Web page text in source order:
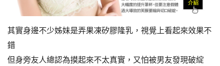
其實身邊不少姊妹是弄果凍矽膠隆乳，視覺上看起來效果不
錯
但身旁友人總認為摸起來不太真實，又怕被男友發現破綻